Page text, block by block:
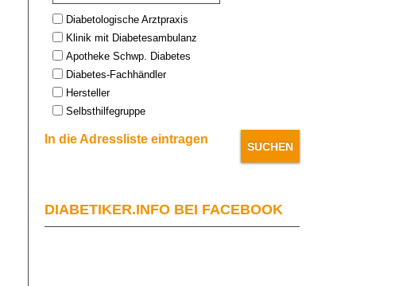
Type:Diabetologische Arztpraxis
Klinik mit Diabetesambulanz
Apotheke Schwp. Diabetes
Diabetes-Fachhändler
Hersteller
Selbsthilfegruppe
In die Adressliste eintragen
DIABETIKER.INFO BEI FACEBOOK